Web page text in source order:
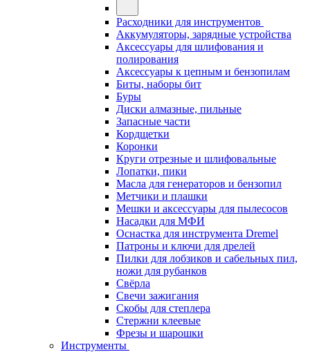
Расходники для инструментов
Аккумуляторы, зарядные устройства
Аксессуары для шлифования и
полирования
Аксессуары к цепным и бензопилам
Биты, наборы бит
Буры
Диски алмазные, пильные
Запасные части
Кордщетки
Коронки
Круги отрезные и шлифовальные
Лопатки, пики
Масла для генераторов и бензопил
Метчики и плашки
Мешки и аксессуары для пылесосов
Насадки для МФИ
Оснастка для инструмента Dremel
Патроны и ключи для дрелей
Пилки для лобзиков и сабельных пил,
ножи для рубанков
Свёрла
Свечи зажигания
Скобы для степлера
Стержни клеевые
Фрезы и шарошки
Инструменты